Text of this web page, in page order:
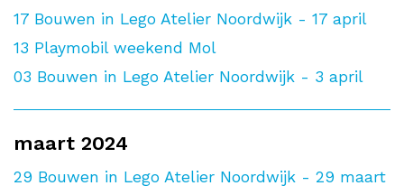
17 Bouwen in Lego Atelier Noordwijk - 17 april
13 Playmobil weekend Mol
03 Bouwen in Lego Atelier Noordwijk - 3 april
maart 2024
29 Bouwen in Lego Atelier Noordwijk - 29 maart